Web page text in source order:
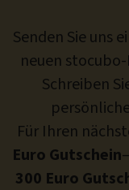
Senden Sie uns
neuen
Schreiben
Für Ihren
Euro Gutschein
300 Euro